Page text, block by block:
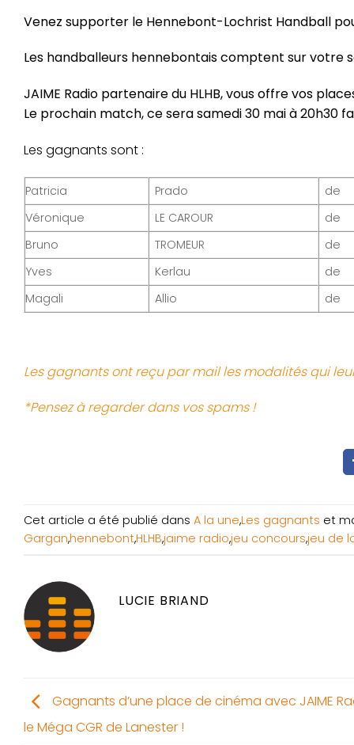
Venez supporter le Hennebont-Lochrist Handball
Les handballeurs hennebontais comptent sur
JAIME Radio partenaire du HLHB, vous offre vos
Le prochain match, ce sera samedi 30 mai à 20h30
Les gagnants sont :
Patricia Prado
de
Véronique
LE CAROUR
de
Bruno
TROMEUR
de
Yves
Kerlau
de
Magali
Allio de
Les gagnants ont reçu par mail les modalités qui
*Pensez à regarder dans vos spams !
Cet article a été publié dans A la une,Les gagnants et
Gargan,hennebont,HLHB,jaime radio,jeu concours,jeu de
LUCIE BRIAND
Gagnants d’une place de cinéma avec JAIME
le Méga CGR de Lanester !